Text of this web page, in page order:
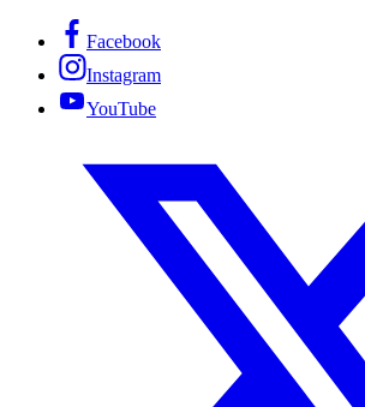
Facebook
Instagram
YouTube